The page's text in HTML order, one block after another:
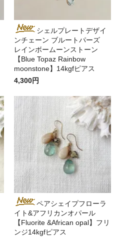
シェルプレートデザイ
ンチェーン ブルートパーズ
レインボームーンストーン
【Blue Topaz Rainbow
moonstone】14kgfピアス
4,300円
ペアシェイプフローラ
イト&アフリカンオパール
【Fluorite &African opal】フリ
ンジ14kgfピアス